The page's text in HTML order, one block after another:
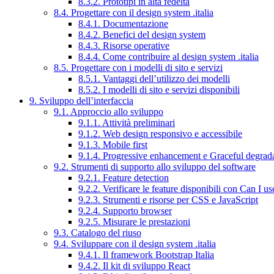
8.4. Progettare con il design system .italia
8.4.1. Documentazione
8.4.2. Benefici del design system
8.4.3. Risorse operative
8.4.4. Come contribuire al design system .italia
8.5. Progettare con i modelli di sito e servizi
8.5.1. Vantaggi dell’utilizzo dei modelli
8.5.2. I modelli di sito e servizi disponibili
9. Sviluppo dell’interfaccia
9.1. Approccio allo sviluppo
9.1.1. Attività preliminari
9.1.2. Web design responsivo e accessibile
9.1.3. Mobile first
9.1.4. Progressive enhancement e Graceful
9.2. Strumenti di supporto allo sviluppo del software
9.2.1. Feature detection
9.2.2. Verificare le feature disponibili con Can I
9.2.3. Strumenti e risorse per CSS e JavaScript
9.2.4. Supporto browser
9.2.5. Misurare le prestazioni
9.3. Catalogo del riuso
9.4. Sviluppare con il design system .italia
9.4.1. Il framework Bootstrap Italia
9.4.2. Il kit di sviluppo React